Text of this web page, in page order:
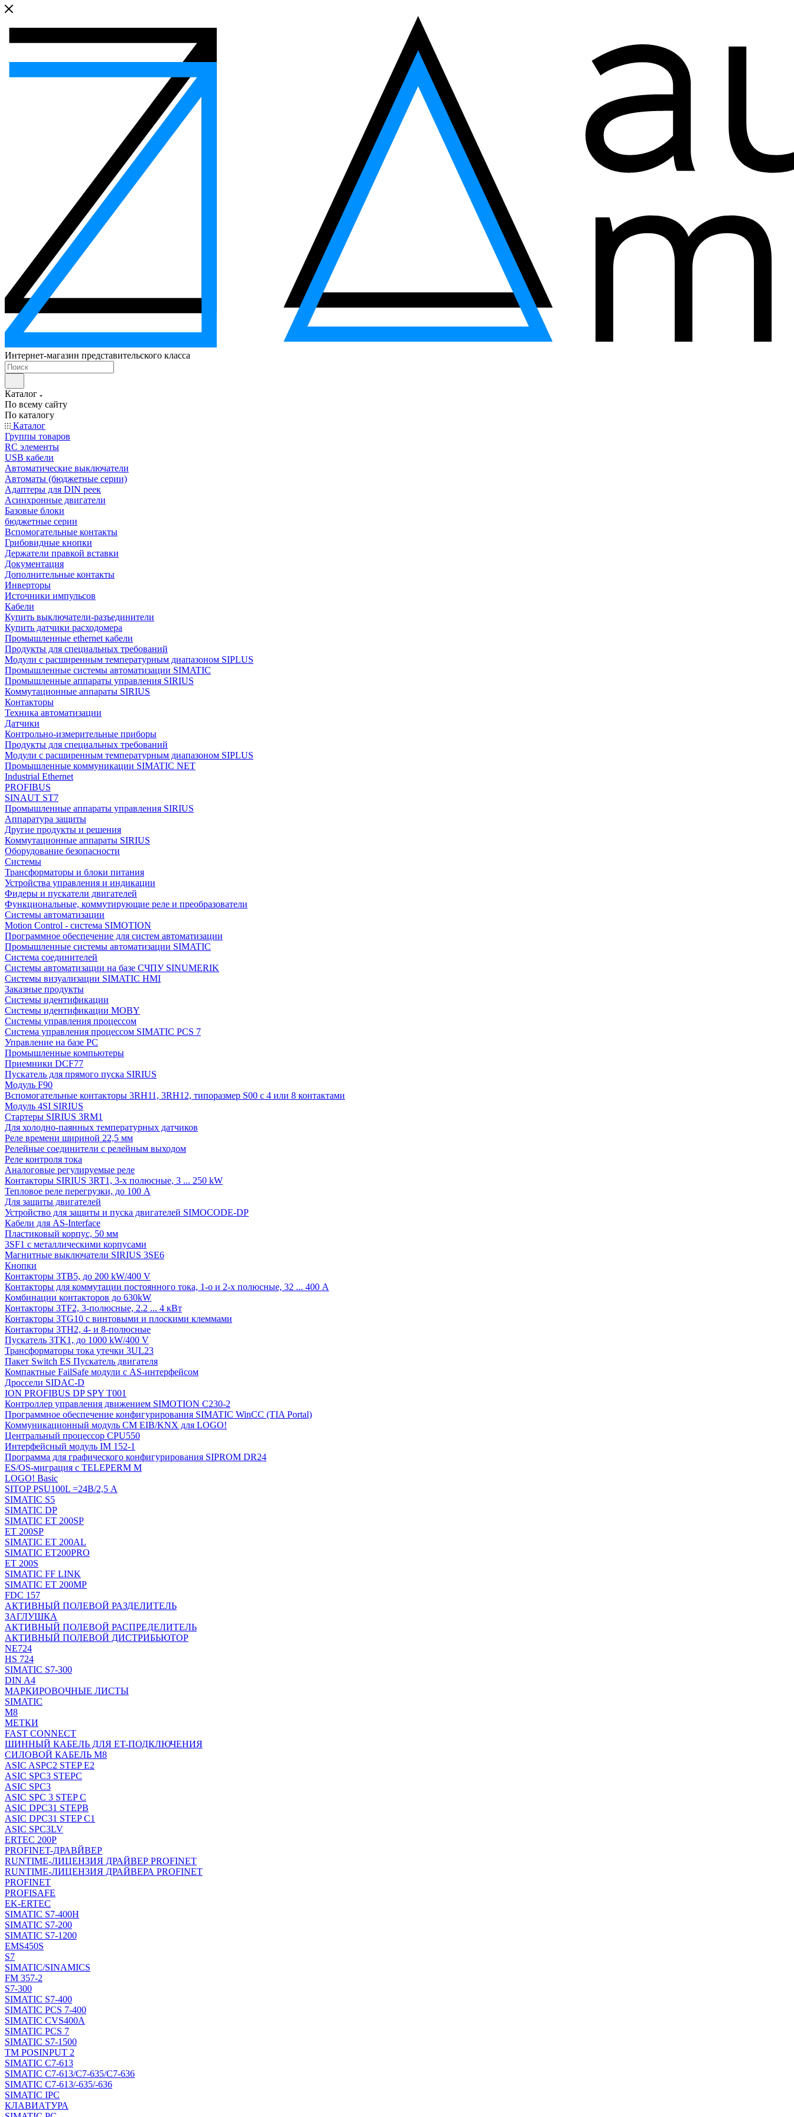
Интернет-магазин представительского класса
Каталог
По всему сайту
По каталогу
Каталог
Группы товаров
RC элементы
USB кабели
Автоматические выключатели
Автоматы (бюджетные серии)
Адаптеры для DIN реек
Асинхронные двигатели
Базовые блоки
бюджетные серии
Вспомогательные контакты
Грибовидные кнопки
Держатели правкой вставки
Документация
Дополнительные контакты
Инверторы
Источники импульсов
Кабели
Купить выключатели-разъединители
Купить датчики расходомера
Промышленные ethernet кабели
Продукты для специальных требований
Модули с расширенным температурным диапазоном SIPLUS
Промышленные системы автоматизации SIMATIC
Промышленные аппараты управления SIRIUS
Коммутационные аппараты SIRIUS
Контакторы
Техника автоматизации
Датчики
Контрольно-измерительные приборы
Продукты для специальных требований
Модули с расширенным температурным диапазоном SIPLUS
Промышленные коммуникации SIMATIC NET
Industrial Ethernet
PROFIBUS
SINAUT ST7
Промышленные аппараты управления SIRIUS
Аппаратура защиты
Другие продукты и решения
Коммутационные аппараты SIRIUS
Оборудование безопасности
Системы
Трансформаторы и блоки питания
Устройства управления и индикации
Фидеры и пускатели двигателей
Функциональные, коммутирующие реле и преобразователи
Системы автоматизации
Motion Control - система SIMOTION
Программное обеспечение для систем автоматизации
Промышленные системы автоматизации SIMATIC
Система соединителей
Системы автоматизации на базе СЧПУ SINUMERIK
Системы визуализации SIMATIC HMI
Заказные продукты
Системы идентификации
Системы идентификации MOBY
Системы управления процессом
Система управления процессом SIMATIC PCS 7
Управление на базе РС
Промышленные компьютеры
Приемники DCF77
Пускатель для прямого пуска SIRIUS
Модуль F90
Вспомогательные контакторы 3RH11, 3RH12, типоразмер S00 с 4 или 8 контактами
Модуль 4SI SIRIUS
Стартеры SIRIUS 3RM1
Для холодно-паянных температурных датчиков
Реле времени шириной 22,5 мм
Релейные соединители с релейным выходом
Реле контроля тока
Аналоговые регулируемые реле
Контакторы SIRIUS 3RT1, 3-х полюсные, 3 ... 250 kW
Тепловое реле перегрузки, до 100 A
Для защиты двигателей
Устройство для защиты и пуска двигателей SIMOCODE-DP
Кабели для AS-Interface
Пластиковый корпус, 50 мм
3SF1 с металлическими корпусами
Магнитные выключатели SIRIUS 3SE6
Кнопки
Контакторы 3TB5, до 200 kW/400 V
Контакторы для коммутации постоянного тока, 1-о и 2-х полюсные, 32 ... 400 A
Комбинации контакторов до 630kW
Контакторы 3TF2, 3-полюсные, 2.2 ... 4 кВт
Контакторы 3TG10 c винтовыми и плоскими клеммами
Контакторы 3TH2, 4- и 8-полюсные
Пускатель 3TK1, до 1000 kW/400 V
Трансформаторы тока утечки 3UL23
Пакет Switch ES Пускатель двигателя
Компактные FailSafe модули с AS-интерфейсом
Дроссели SIDAC-D
ION PROFIBUS DP SPY T001
Контроллер управления движением SIMOTION C230-2
Программное обеспечение конфигурирования SIMATIC WinCC (TIA Portal)
Коммуникационный модуль CM EIB/KNX для LOGO!
Центральный процессор CPU550
Интерфейсный модуль IM 152-1
Программа для графического конфигурирования SIPROM DR24
ES/OS-миграция с TELEPERM M
LOGO! Basic
SITOP PSU100L =24В/2,5 A
SIMATIC S5
SIMATIC DP
SIMATIC ET 200SP
ET 200SP
SIMATIC ET 200AL
SIMATIC ET200PRO
ET 200S
SIMATIC FF LINK
SIMATIC ET 200MP
FDC 157
АКТИВНЫЙ ПОЛЕВОЙ РАЗДЕЛИТЕЛЬ
ЗАГЛУШКА
АКТИВНЫЙ ПОЛЕВОЙ РАСПРЕДЕЛИТЕЛЬ
АКТИВНЫЙ ПОЛЕВОЙ ДИСТРИБЬЮТОР
NE724
HS 724
SIMATIC S7-300
DIN A4
МАРКИРОВОЧНЫЕ ЛИСТЫ
SIMATIC
M8
МЕТКИ
FAST CONNECT
ШИННЫЙ КАБЕЛЬ ДЛЯ ET-ПОДКЛЮЧЕНИЯ
СИЛОВОЙ КАБЕЛЬ M8
ASIC ASPC2 STEP E2
ASIC SPC3 STEPC
ASIC SPC3
ASIC SPC 3 STEP C
ASIC DPC31 STEPB
ASIC DPC31 STEP C1
ASIC SPC3LV
ERTEC 200P
PROFINET-ДРАВЙВЕР
RUNTIME-ЛИЦЕНЗИЯ ДРАЙВЕР PROFINET
RUNTIME-ЛИЦЕНЗИЯ ДРАЙВЕРА PROFINET
PROFINET
PROFISAFE
EK-ERTEC
SIMATIC S7-400H
SIMATIC S7-200
SIMATIC S7-1200
EMS450S
S7
SIMATIC/SINAMICS
FM 357-2
S7-300
SIMATIC S7-400
SIMATIC PCS 7-400
SIMATIC CVS400A
SIMATIC PCS 7
SIMATIC S7-1500
TM POSINPUT 2
SIMATIC C7-613
SIMATIC C7-613/C7-635/C7-636
SIMATIC C7-613/-635/-636
SIMATIC IPC
КЛАВИАТУРА